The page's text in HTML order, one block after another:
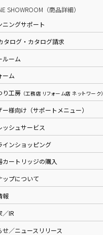
SHOWROOM（商品詳細）
ニングサポート
タログ・カタログ請求
ルーム
ーム
り工房 （工務店 リフォーム店 ネットワーク）
ー様向け（サポートメニュー）
ッシュサービス
インショッピング
カートリッジの購入
ップについて
報
／IR
せ／ニュースリリース